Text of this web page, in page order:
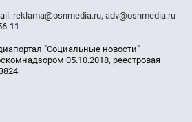
reklama@osnmedia.ru, adv@osnmedia.ru
11
"Социальные новости"
05.10.2018, реестровая